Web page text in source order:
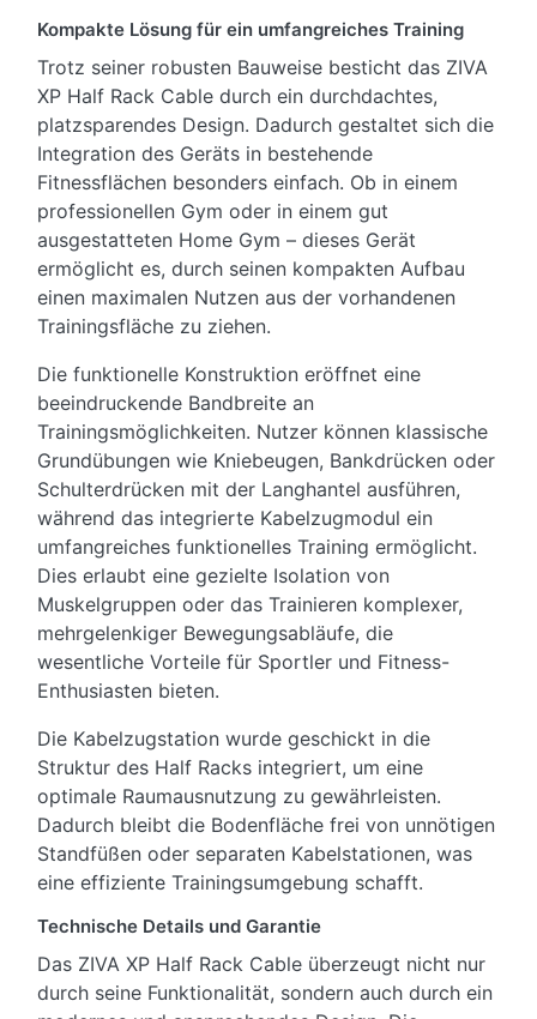
Kompakte Lösung für ein umfangreiches Training
Trotz seiner robusten Bauweise besticht das ZIVA
XP Half Rack Cable durch ein durchdachtes,
platzsparendes Design. Dadurch gestaltet sich die
Integration des Geräts in bestehende
Fitnessflächen besonders einfach. Ob in einem
professionellen Gym oder in einem gut
ausgestatteten Home Gym – dieses Gerät
ermöglicht es, durch seinen kompakten Aufbau
einen maximalen Nutzen aus der vorhandenen
Trainingsfläche zu ziehen.
Die funktionelle Konstruktion eröffnet eine
beeindruckende Bandbreite an
Trainingsmöglichkeiten. Nutzer können klassische
Grundübungen wie Kniebeugen, Bankdrücken oder
Schulterdrücken mit der Langhantel ausführen,
während das integrierte Kabelzugmodul ein
umfangreiches funktionelles Training ermöglicht.
Dies erlaubt eine gezielte Isolation von
Muskelgruppen oder das Trainieren komplexer,
mehrgelenkiger Bewegungsabläufe, die
wesentliche Vorteile für Sportler und Fitness-
Enthusiasten bieten.
Die Kabelzugstation wurde geschickt in die
Struktur des Half Racks integriert, um eine
optimale Raumausnutzung zu gewährleisten.
Dadurch bleibt die Bodenfläche frei von unnötigen
Standfüßen oder separaten Kabelstationen, was
eine effiziente Trainingsumgebung schafft.
Technische Details und Garantie
Das ZIVA XP Half Rack Cable überzeugt nicht nur
durch seine Funktionalität, sondern auch durch ein